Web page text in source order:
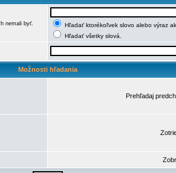
nemali byť.
Hľadať ktorékoľvek slovo alebo výraz
Hľadať všetky slová.
Možnosti hľadania
Prehľadaj